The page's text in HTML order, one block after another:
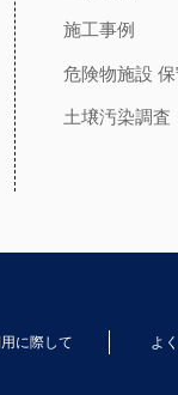
施工事例
危険物施設
土壌汚染調査
に際して よ